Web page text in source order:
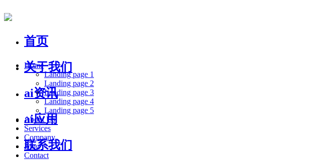
首页
关于我们
ai资讯
ai应用
联系我们
Home
Landing page 1
Landing page 2
Landing page 3
Landing page 4
Landing page 5
About Us
Services
Company
Blog
Contact